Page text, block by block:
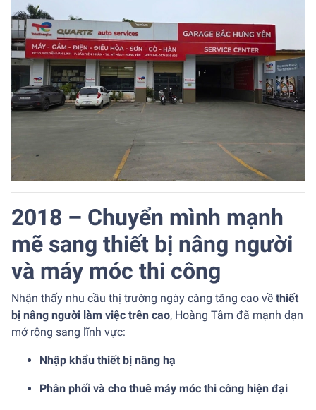
2018 – Chuyển mình mạnh
mẽ sang thiết bị nâng người
và máy móc thi công
Nhận thấy nhu cầu thị trường ngày càng tăng cao về thiết
bị nâng người làm việc trên cao, Hoàng Tâm đã mạnh dạn
mở rộng sang lĩnh vực:
Nhập khẩu thiết bị nâng hạ
Phân phối và cho thuê máy móc thi công hiện đại